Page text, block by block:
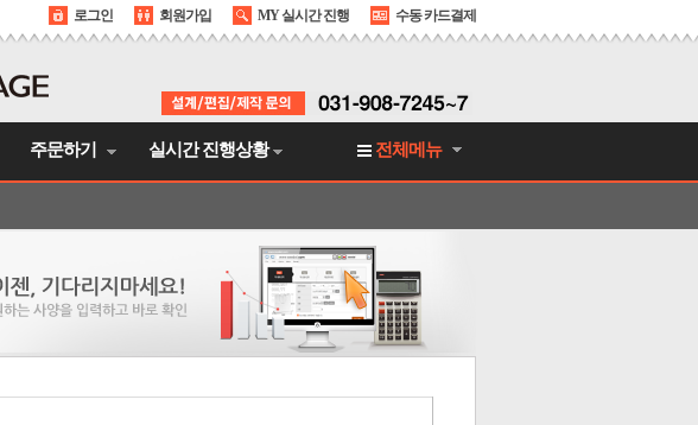
로그인 회원가입 MY 실시간 진행 수동 카드결제
전체메뉴
주문하기 실시간 진행상황